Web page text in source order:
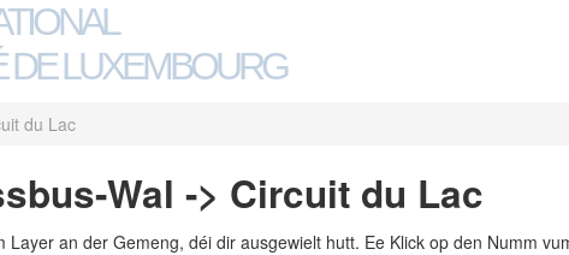
DE LUXEMBOURG
du Lac
Wal -> Circuit du Lac
Layer an der Gemeng, déi dir ausgewielt hutt. Ee Klick op den Numm